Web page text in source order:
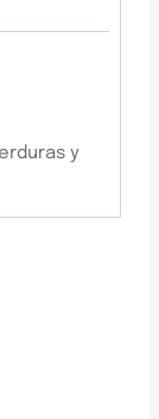
y